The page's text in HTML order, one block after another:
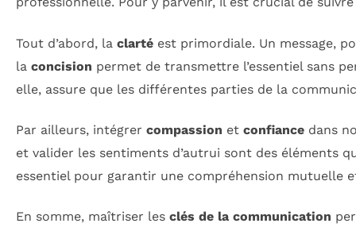
Tout d’abord, la clarté est primordiale. Un message,
la concision permet de transmettre l’essentiel sans
elle, assure que les différentes parties de la
Par ailleurs, intégrer compassion et confiance dans
et valider les sentiments d’autrui sont des éléments
essentiel pour garantir une compréhension mutuelle
En somme, maîtriser les clés de la communication